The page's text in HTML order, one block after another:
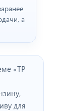
а
«ТР
для